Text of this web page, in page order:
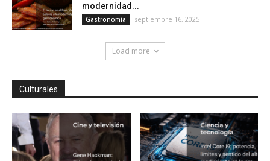
modernidad...
Gastronomía septiembre 16, 2025
Load more
Culturales